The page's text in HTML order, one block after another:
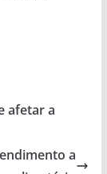
afetar a
a